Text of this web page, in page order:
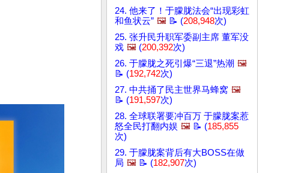
24. 他来了！于朦胧法会“出现彩虹
和鱼状云” 🖼️ 📝 (208,948次)
25. 张升民升职军委副主席 董军没
戏 🖼️ (200,392次)
26. 于朦胧之死引爆“三退”热潮 🖼️
📝 (192,742次)
27. 中共捅了民主世界马蜂窝 🖼️
📝 (191,597次)
28. 全球联署要冲百万 于朦胧案惹
怒全民打翻内娱 🖼️ 📝 (185,855
次)
29. 于朦胧案背后有大BOSS在做
局 🖼️ 📝 (182,907次)